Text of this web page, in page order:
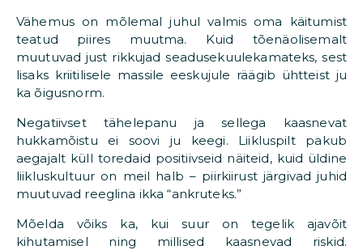
Vähemus on mõlemal juhul valmis oma käitumist
teatud piires muutma. Kuid tõenäolisemalt
muutuvad just rikkujad seadusekuulekamateks, sest
lisaks kriitilisele massile eeskujule räägib ühtteist ju
ka õigusnorm.
Negatiivset tähelepanu ja sellega kaasnevat
hukkamõistu ei soovi ju keegi. Liikluspilt pakub
aegajalt küll toredaid positiivseid näiteid, kuid üldine
liikluskultuur on meil halb – piirkiirust järgivad juhid
muutuvad reeglina ikka “ankruteks.”
Mõelda võiks ka, kui suur on tegelik ajavõit
kihutamisel ning millised kaasnevad riskid.